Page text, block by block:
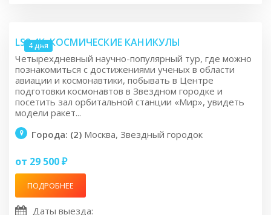
4 дня
LS2.4K: КОСМИЧЕСКИЕ КАНИКУЛЫ
Четырехдневный научно-популярный тур, где можно
познакомиться с достижениями ученых в области
авиации и космонавтики, побывать в Центре
подготовки космонавтов в Звездном городке и
посетить зал орбитальной станции «Мир», увидеть
модели ракет...
Города: (2) Москва, Звездный городок
от 29 500 ₽
ПОДРОБНЕЕ
Даты выезда: